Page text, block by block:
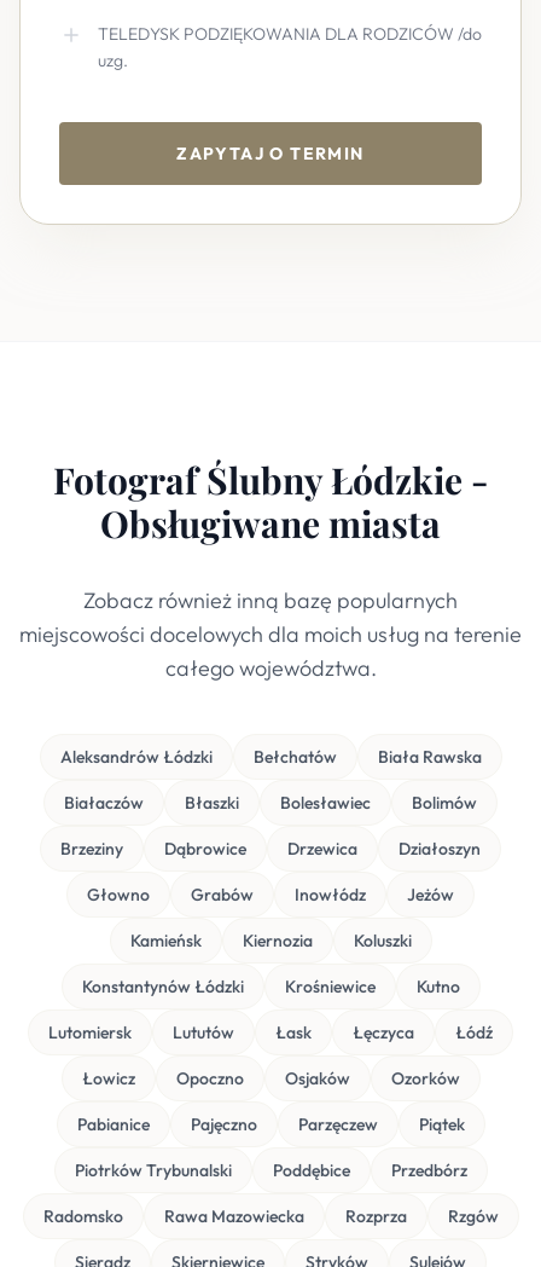
TELEDYSK PODZIĘKOWANIA DLA RODZICÓW /do
uzg.
ZAPYTAJ O TERMIN
Fotograf Ślubny Łódzkie -
Obsługiwane miasta
Zobacz również inną bazę popularnych
miejscowości docelowych dla moich usług na terenie
całego województwa.
Aleksandrów Łódzki Bełchatów Biała Rawska
Białaczów Błaszki Bolesławiec Bolimów
Brzeziny Dąbrowice Drzewica Działoszyn
Głowno Grabów Inowłódz Jeżów
Kamieńsk Kiernozia Koluszki
Konstantynów Łódzki Krośniewice Kutno
Lutomiersk Lututów Łask Łęczyca Łódź
Łowicz Opoczno Osjaków Ozorków
Pabianice Pajęczno Parzęczew Piątek
Piotrków Trybunalski Poddębice Przedbórz
Radomsko Rawa Mazowiecka Rozprza Rzgów
Sieradz Skierniewice Stryków Sulejów